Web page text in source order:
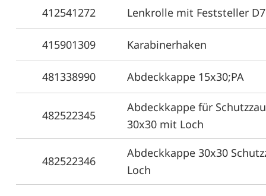
412541272 Lenkrolle mit Feststeller
415901309 Karabinerhaken
481338990 Abdeckkappe 15x30;PA
482522345
Abdeckkappe für
30x30 mit Loch
482522346
Abdeckkappe 30x30
Loch